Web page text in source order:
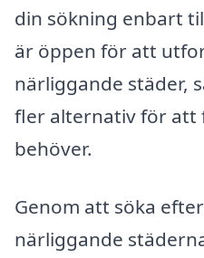
din sökning enbart
är öppen för att
närliggande städer,
fler alternativ för att
behöver.
Genom att söka
närliggande